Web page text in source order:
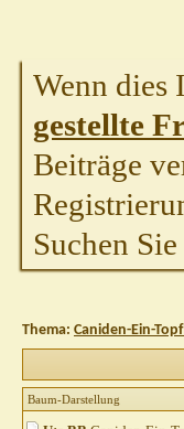
Wenn dies
gestellte
Beiträge
Suchen
Thema: Caniden-Ein-
Baum-Darstellung